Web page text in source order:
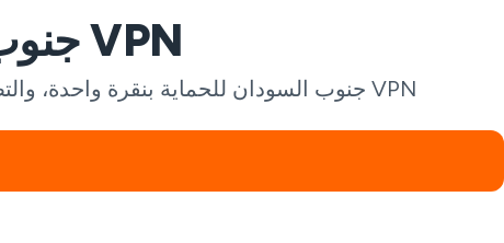
VPN جنوب السودان للوصول الآمن عبر الإنترنت
VPN جنوب السودان للحماية بنقرة واحدة، والتصفح الخاص، والعمل واللعب بأمان أكبر، ومزيد من الطمأنينة عند الاتصال بشبكات الواي فاي العامة.